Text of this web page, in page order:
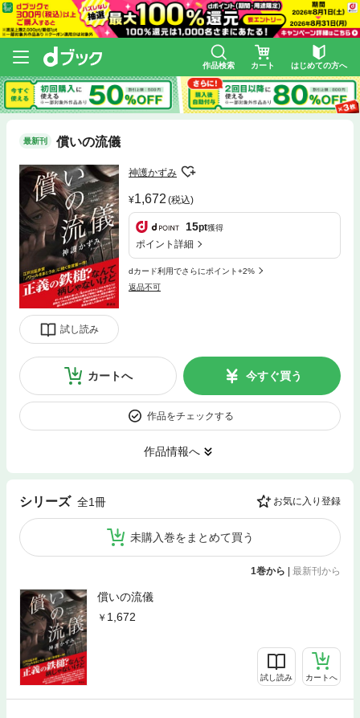
作品検索 カート はじめての方へ
最新刊 償いの流儀
試し読み
神護かずみ
1,672 (税込)
15pt獲得
ポイント詳細
dカード利用でさらにポイント+2%
返品不可
カートへ 今すぐ買う
作品をチェックする
作品情報へ
シリーズ 全1冊 お気に入り登録
未購入巻をまとめて買う
1巻から | 最新刊から
償いの流儀
1,672
試し読み カートへ